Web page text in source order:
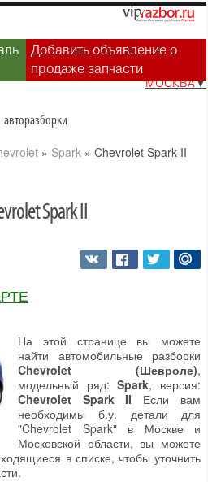
Добавить объявление о
продаже запчасти
МОСКВА▼
авторазборки
» Spark » Chevrolet Spark II
Spark II
На этой странице вы можете
найти автомобильные разборки
Chevrolet (Шевроле),
модельный ряд: Spark, версия:
Chevrolet Spark II Если вам
необходимы б.у. детали для
"Chevrolet Spark" в Москве и
Московской области, вы можете
в списке, чтобы уточнить